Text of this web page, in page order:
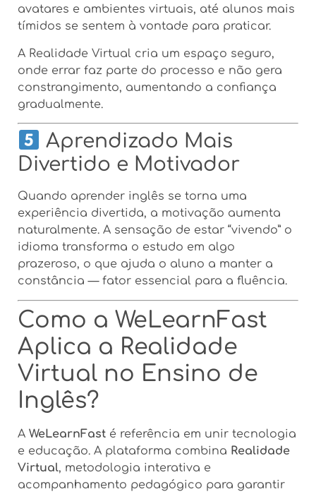
avatares e ambientes virtuais, até alunos mais
tímidos se sentem à vontade para praticar.
A Realidade Virtual cria um espaço seguro,
onde errar faz parte do processo e não gera
constrangimento, aumentando a confiança
gradualmente.
Aprendizado Mais
Divertido e Motivador
Quando aprender inglês se torna uma
experiência divertida, a motivação aumenta
naturalmente. A sensação de estar “vivendo” o
idioma transforma o estudo em algo
prazeroso, o que ajuda o aluno a manter a
constância — fator essencial para a fluência.
Como a WeLearnFast
Aplica a Realidade
Virtual no Ensino de
Inglês?
A WeLearnFast é referência em unir tecnologia
e educação. A plataforma combina Realidade
Virtual, metodologia interativa e
acompanhamento pedagógico para garantir